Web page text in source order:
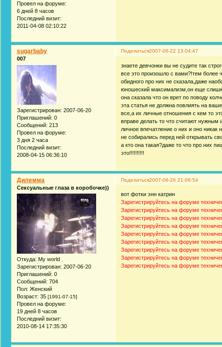
Провел на форуме:
6 дней 8 часов
Последний визит:
2011-04-08 02:10:22
Поделиться2007-06-22 13:04:47
sugarbaby
007
Зарегистрирован: 2007-06-20
Приглашений: 0
Сообщений: 213
Провел на форуме:
3 дня 2 часа
Последний визит:
2008-04-15 06:36:10
знаете девчонки вы не судите так
все это произошло с вами?!тем более
обидного про них не сказала,даже
юношеский максимализм,он еще
она сказала что он врет по поводу
эта статья не должна повлиять на
все,а их личные отношения с кем то
вправе делать то что считают нужным
личное впечатление о них и оно
не собирались перед ней открывать
а кто она такая?даже то что про них
это!!!!!!!!!!
Поделиться2007-06-26 21:06:54
Дилемма
Сексуальные глаза в коробочке))
Откуда: My world
Зарегистрирован: 2007-06-20
Приглашений: 0
Сообщений: 704
Пол: Женский
Возраст: 35 [1991-07-15]
Провел на форуме:
19 дней 8 часов
Последний визит:
2010-08-14 17:35:30
вот фотки энн катрин
Зарегистрируйтесь на форуме
Зарегистрируйтесь на форуме
Зарегистрируйтесь на форуме
Зарегистрируйтесь на форуме
Зарегистрируйтесь на форуме
Зарегистрируйтесь на форуме
Зарегистрируйтесь на форуме
Зарегистрируйтесь на форуме
Зарегистрируйтесь на форуме